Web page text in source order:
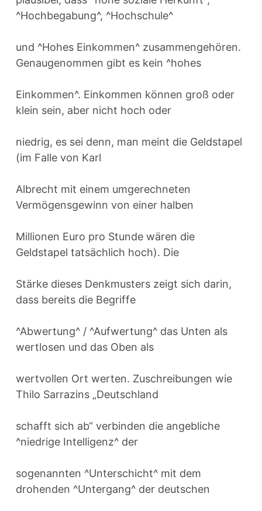
^Hochbegabung^, ^Hochschule^
und ^Hohes Einkommen^ zusammengehören.
Genaugenommen gibt es kein ^hohes
Einkommen^. Einkommen können groß oder
klein sein, aber nicht hoch oder
niedrig, es sei denn, man meint die Geldstapel
(im Falle von Karl
Albrecht mit einem umgerechneten
Vermögensgewinn von einer halben
Millionen Euro pro Stunde wären die
Geldstapel tatsächlich hoch). Die
Stärke dieses Denkmusters zeigt sich darin,
dass bereits die Begriffe
^Abwertung^ / ^Aufwertung^ das Unten als
wertlosen und das Oben als
wertvollen Ort werten. Zuschreibungen wie
Thilo Sarrazins „Deutschland
schafft sich ab“ verbinden die angebliche
^niedrige Intelligenz^ der
sogenannten ^Unterschicht^ mit dem
drohenden ^Untergang^ der deutschen